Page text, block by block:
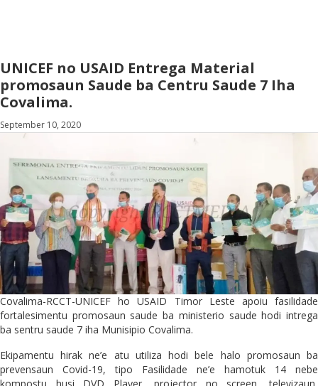
UNICEF no USAID Entrega Material
promosaun Saude ba Centru Saude 7 Iha
Covalima.
September 10, 2020
Covalima-RCCT-UNICEF ho USAID Timor Leste apoiu fasilidade
fortalesimentu promosaun saude ba ministerio saude hodi intrega
ba sentru saude 7 iha Munisipio Covalima.
Ekipamentu hirak ne’e atu utiliza hodi bele halo promosaun ba
prevensaun Covid-19, tipo Fasilidade ne’e hamotuk 14 nebe